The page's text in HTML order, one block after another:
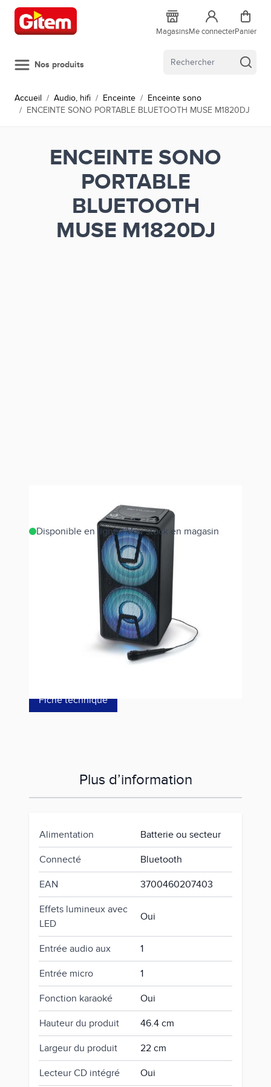
Allez au contenu
MagasinsMe connecterPanier
Nos produits
Accueil / Audio, hifi / Enceinte / Enceinte sono
/ ENCEINTE SONO PORTABLE BLUETOOTH MUSE M1820DJ
ENCEINTE SONO
PORTABLE
BLUETOOTH
MUSE M1820DJ
Disponible en ligne - Voir stock en magasin
Estimer les frais de port
M1820DJ
Fiche technique
Plus d’information
Alimentation Batterie ou secteur
Connecté Bluetooth
EAN 3700460207403
Effets lumineux avec
LED
Oui
Entrée audio aux 1
Entrée micro 1
Fonction karaoké Oui
Hauteur du produit 46.4 cm
Largeur du produit 22 cm
Lecteur CD intégré Oui